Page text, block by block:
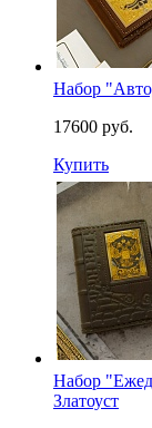
Набор
17600 руб.
Купить
Набор
Златоуст